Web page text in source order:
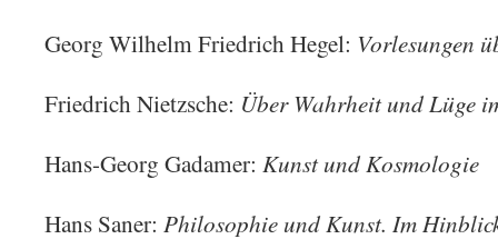
Georg Wilhelm Friedrich Hegel: Vorlesungen
Friedrich Nietzsche: Über Wahrheit und Lüge
Hans-Georg Gadamer: Kunst und Kosmologie
Hans Saner: Philosophie und Kunst. Im